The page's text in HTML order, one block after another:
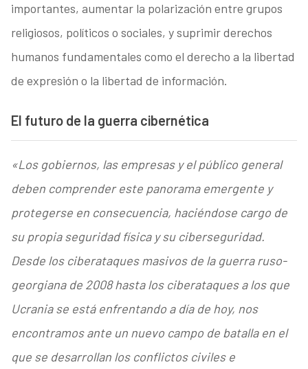
importantes, aumentar la polarización entre grupos
religiosos, políticos o sociales, y suprimir derechos
humanos fundamentales como el derecho a la libertad
de expresión o la libertad de información.
El futuro de la guerra cibernética
«Los gobiernos, las empresas y el público general
deben comprender este panorama emergente y
protegerse en consecuencia, haciéndose cargo de
su propia seguridad física y su ciberseguridad.
Desde los ciberataques masivos de la guerra ruso-
georgiana de 2008 hasta los ciberataques a los que
Ucrania se está enfrentando a día de hoy, nos
encontramos ante un nuevo campo de batalla en el
que se desarrollan los conflictos civiles e